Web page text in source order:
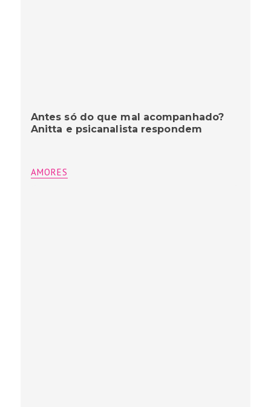
Antes só do que mal acompanhado?
Anitta e psicanalista respondem
AMORES